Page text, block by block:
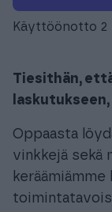
Käyttöönotto 2
Tiesithän,
Oppaasta
vinkkejä sekä